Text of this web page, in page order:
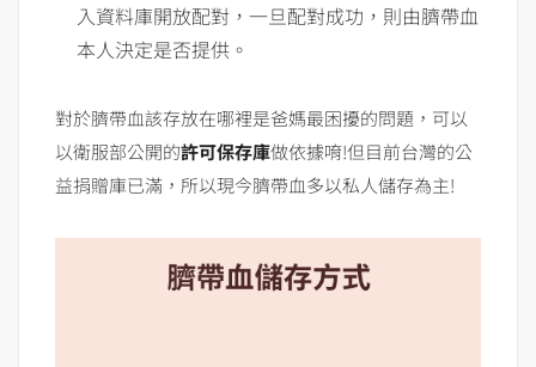
入資料庫開放配對，一旦配對成功，則由臍帶血
本人決定是否提供。
對於臍帶血該存放在哪裡是爸媽最困擾的問題，可以
以衛服部公開的許可保存庫做依據唷!但目前台灣的公
益捐贈庫已滿，所以現今臍帶血多以私人儲存為主!